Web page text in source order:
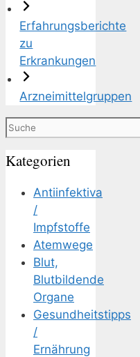
Erfahrungsberichte
zu
Erkrankungen
Arzneimittelgruppen
Suchen
Kategorien
Antiinfektiva
/
Impfstoffe
Atemwege
Blut,
Blutbildende
Organe
Gesundheitstipps
/
Ernährung